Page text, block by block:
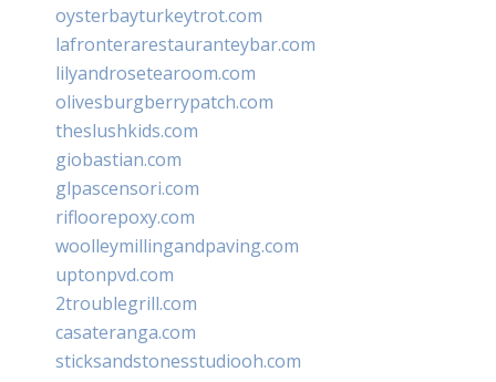
oysterbayturkeytrot.com
lafronterarestauranteybar.com
lilyandrosetearoom.com
olivesburgberrypatch.com
theslushkids.com
giobastian.com
glpascensori.com
rifloorepoxy.com
woolleymillingandpaving.com
uptonpvd.com
2troublegrill.com
casateranga.com
sticksandstonesstudiooh.com